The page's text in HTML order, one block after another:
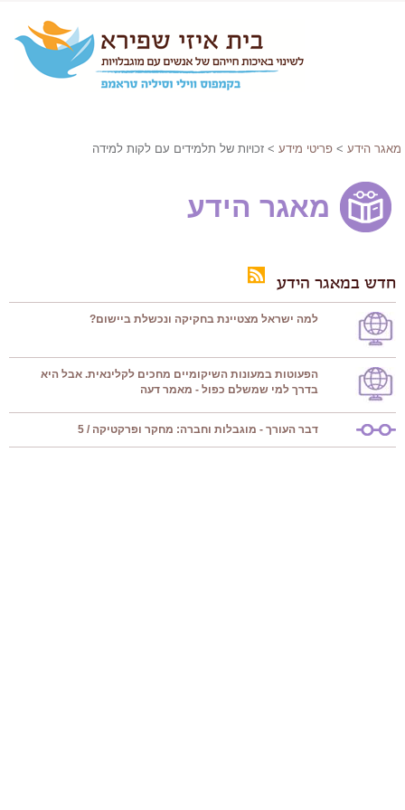
מאגר הידע > פריטי מידע > זכויות של תלמידים עם לקות למידה
מאגר הידע
חדש במאגר הידע
למה ישראל מצטיינת בחקיקה ונכשלת ביישום?
הפעוטות במעונות השיקומיים מחכים לקלינאית. אבל היא
בדרך למי שמשלם כפול - מאמר דעה
דבר העורך - מוגבלות וחברה: מחקר ופרקטיקה / 5